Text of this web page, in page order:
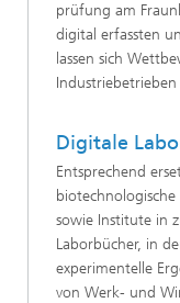
prüfung am
digital erfassten
lassen sich
Industriebetrieben
Digitale
Entsprechend
sowie Institute in
Laborbücher, in
experimentelle
von Werk- und